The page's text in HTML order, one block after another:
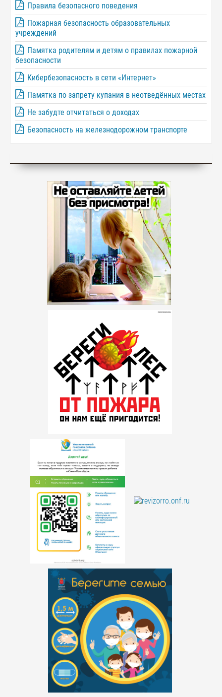
Правила безопасного поведения
Пожарная безопасность образовательных
учреждений
Памятка родителям и детям о правилах пожарной
безопасности
Кибербезопасность в сети «Интернет»
Памятка по запрету купания в неотведённых местах
Не забудте отчитаться о доходах
Безопасность на железнодорожном транспорте